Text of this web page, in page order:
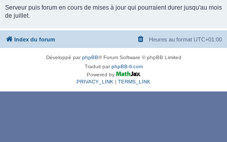
c
Serveur puis forum en cours de mises à jour qui pourraient durer jusqu'au mois
de juillet.
Index du forum Heures au format UTC+01:00
Développé parphpBB® Forum Software © phpBB Limited
Traduit parphpBB-fr.com
Powered by
PRIVACY_LINK | TERMS_LINK